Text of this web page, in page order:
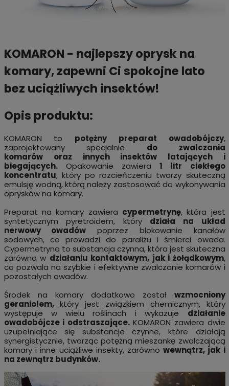
KOMARON - najlepszy oprysk na
komary, zapewni Ci spokojne lato
bez uciążliwych insektów!
Opis produktu:
KOMARON to potężny preparat owadobójczy,
zaprojektowany specjalnie do zwalczania
komarów
oraz innych insektów latających i
biegających.Opakowanie zawiera1 litr ciekłego
koncentratu, który po rozcieńczeniu tworzy skuteczną
emulsję wodną, którą należy zastosować do wykonywania
oprysków na komary.
Preparat na komary zawiera cypermetrynę, która jest
syntetycznym pyretroidem, który działa na układ
nerwowy owadów poprzez blokowanie kanałów
sodowych, co prowadzi do paraliżu i śmierci owada.
Cypermetryna to substancja czynna, która jest skuteczna
zarówno w działaniu kontaktowym, jak i żołądkowym,
co pozwala na szybkie i efektywne zwalczanie komarów i
pozostałych owadów.
Środek na komary dodatkowo został wzmocniony
geraniolem,który jest związkiem chemicznym, który
występuje w wielu roślinach i wykazuje działanie
owadobójcze i odstraszające.KOMARON zawiera dwie
uzupełniające się substancje czynne, które działają
synergistycznie, tworząc potężną mieszankę zwalczającą
komary i inne uciążliwe insekty, zarówno wewnątrz, jak i
na zewnątrz budynków.